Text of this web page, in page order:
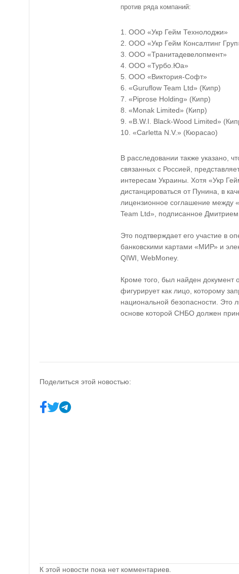
против ряда компаний:
ООО «Укр Гейм Технолоджи»
ООО «Укр Гейм Консалтинг
ООО «Транитадевелопмент»
ООО «Турбо.Юа»
ООО «Виктория-Софт»
«Guruflow Team Ltd» (Кипр)
«Piprose Holding» (Кипр)
«Monak Limited» (Кипр)
«B.W.I. Black-Wood Limited»
«Carletta N.V.» (Кюрасао)
В расследовании также указано,
связанных с Россией,
интересам Украины. Хотя «Укр
дистанцироваться от Пунина, в
лицензионное соглашение между
Team Ltd», подписанное
Это подтверждает его участие в
банковскими картами «МИР» и
QIWI, WebMoney.
Кроме того, был найден документ
фигурирует как лицо, которому
национальной безопасности. Это
основе которой СНБО должен
Поделиться этой новостью:
К этой новости пока нет комментариев.